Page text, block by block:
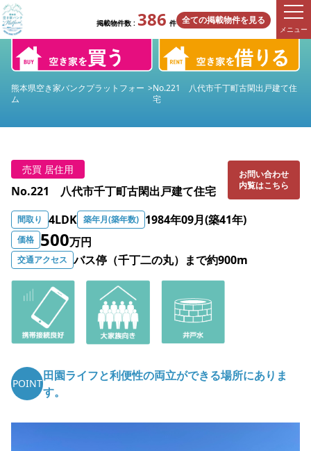
掲載物件数 : 386 件 全ての掲載物件を見る
メニュー
熊本県空き家バンクプラットフォー
ム
>No.221 八代市千丁町古閑出戸建て住
宅
売買 居住用
No.221 八代市千丁町古閑出戸建て住宅
お問い合わせ
内覧はこちら
間取り 4LDK 築年月(築年数) 1984年09月(築41年)
価格 500万円
交通アクセス バス停（千丁二の丸）まで約900m
POINT
田園ライフと利便性の両立ができる場所にありま
す。